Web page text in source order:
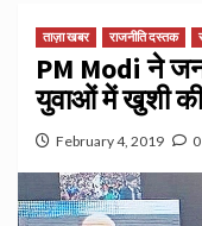
ताज़ा खबर राजनीति दस्तक
PM Modi ने
युवाओं में खुशी की
February 4, 2019 0